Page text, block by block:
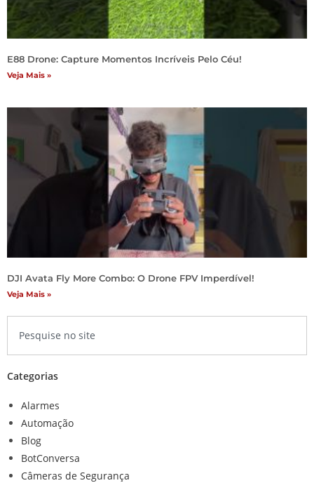
E88 Drone: Capture Momentos Incríveis Pelo Céu!
Veja Mais »
DJI Avata Fly More Combo: O Drone FPV Imperdível!
Veja Mais »
Categorias
Alarmes
Automação
Blog
BotConversa
Câmeras de Segurança